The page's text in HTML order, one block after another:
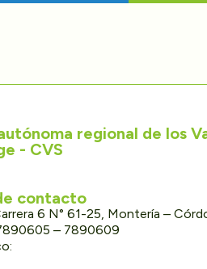
regional de los
- CVS
contacto
6 N° 61-25, Montería –
– 7890609